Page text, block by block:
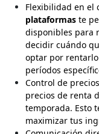
Flexibilidad en el
plataformas te
disponibles para
decidir cuándo
optar por
períodos
Control de
precios de renta
temporada. Esto
maximizar tus